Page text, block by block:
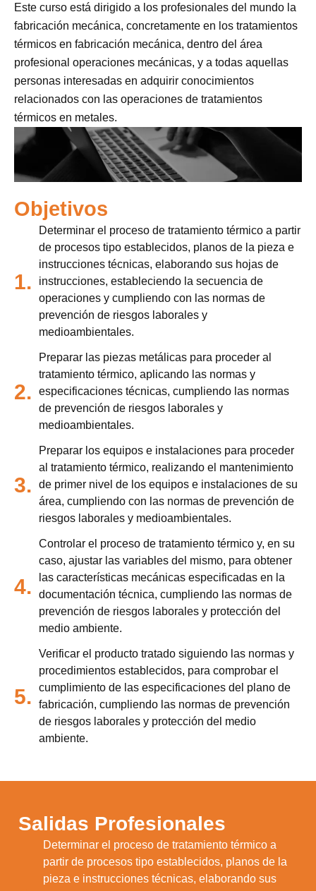
Este curso está dirigido a los profesionales del mundo la
fabricación mecánica, concretamente en los tratamientos
térmicos en fabricación mecánica, dentro del área
profesional operaciones mecánicas, y a todas aquellas
personas interesadas en adquirir conocimientos
relacionados con las operaciones de tratamientos
térmicos en metales.
Objetivos
1.
Determinar el proceso de tratamiento térmico a partir
de procesos tipo establecidos, planos de la pieza e
instrucciones técnicas, elaborando sus hojas de
instrucciones, estableciendo la secuencia de
operaciones y cumpliendo con las normas de
prevención de riesgos laborales y
medioambientales.
2.
Preparar las piezas metálicas para proceder al
tratamiento térmico, aplicando las normas y
especificaciones técnicas, cumpliendo las normas
de prevención de riesgos laborales y
medioambientales.
3.
Preparar los equipos e instalaciones para proceder
al tratamiento térmico, realizando el mantenimiento
de primer nivel de los equipos e instalaciones de su
área, cumpliendo con las normas de prevención de
riesgos laborales y medioambientales.
4.
Controlar el proceso de tratamiento térmico y, en su
caso, ajustar las variables del mismo, para obtener
las características mecánicas especificadas en la
documentación técnica, cumpliendo las normas de
prevención de riesgos laborales y protección del
medio ambiente.
5.
Verificar el producto tratado siguiendo las normas y
procedimientos establecidos, para comprobar el
cumplimiento de las especificaciones del plano de
fabricación, cumpliendo las normas de prevención
de riesgos laborales y protección del medio
ambiente.
Salidas Profesionales
Determinar el proceso de tratamiento térmico a
partir de procesos tipo establecidos, planos de la
pieza e instrucciones técnicas, elaborando sus